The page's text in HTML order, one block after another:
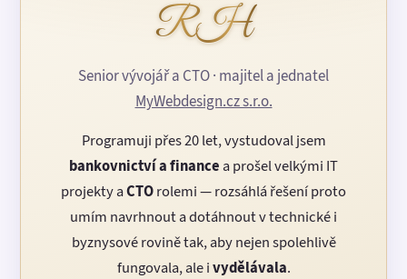
RH
Senior vývojář a CTO · majitel a jednatel
MyWebdesign.cz s.r.o.
Programuji přes 20 let, vystudoval jsem
bankovnictví a finance a prošel velkými IT
projekty aCTOrolemi — rozsáhlá řešení proto
umím navrhnout a dotáhnout v technické i
byznysové rovině tak, aby nejen spolehlivě
fungovala, ale ivydělávala.